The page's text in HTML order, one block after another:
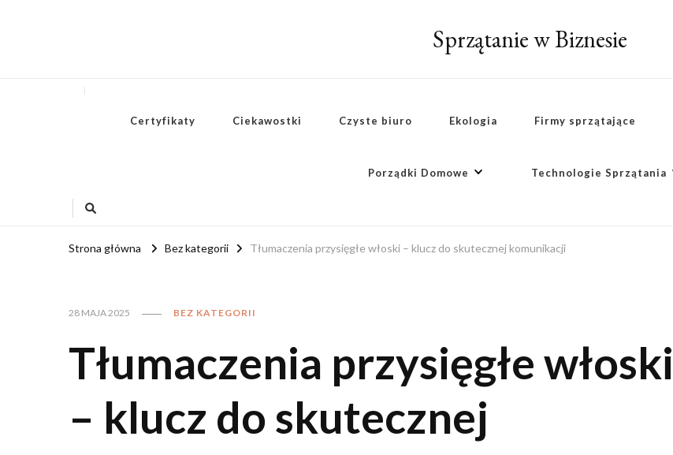
Sprzątanie w Biznesie
Certyfikaty Ciekawostki Czyste biuro Ekologia Firmy sprzątające
Porządki Domowe Technologie Sprzątania
Strona główna Bez kategorii Tłumaczenia przysięgłe włoski – klucz do skutecznej komunikacji
28 MAJA 2025 BEZ KATEGORII
Tłumaczenia przysięgłe włoski
– klucz do skutecznej